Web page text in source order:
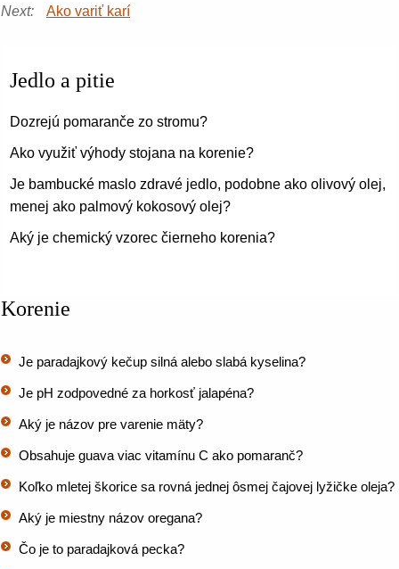
Next: Ako variť karí
Jedlo a pitie
Dozrejú pomaranče zo stromu?
Ako využiť výhody stojana na korenie?
Je bambucké maslo zdravé jedlo, podobne ako olivový olej,
menej ako palmový kokosový olej?
Aký je chemický vzorec čierneho korenia?
Korenie
Je paradajkový kečup silná alebo slabá kyselina?
Je pH zodpovedné za horkosť jalapéna?
Aký je názov pre varenie mäty?
Obsahuje guava viac vitamínu C ako pomaranč?
Koľko mletej škorice sa rovná jednej ôsmej čajovej lyžičke oleja?
Aký je miestny názov oregana?
Čo je to paradajková pecka?